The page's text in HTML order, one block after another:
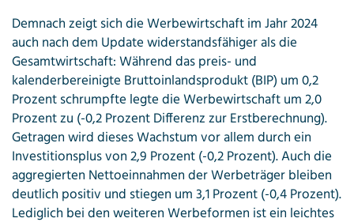
Demnach zeigt sich die Werbewirtschaft im Jahr 2024
auch nach dem Update widerstandsfähiger als die
Gesamtwirtschaft: Während das preis- und
kalenderbereinigte Bruttoinlandsprodukt (BIP) um 0,2
Prozent schrumpfte legte die Werbewirtschaft um 2,0
Prozent zu (-0,2 Prozent Differenz zur Erstberechnung).
Getragen wird dieses Wachstum vor allem durch ein
Investitionsplus von 2,9 Prozent (-0,2 Prozent). Auch die
aggregierten Nettoeinnahmen der Werbeträger bleiben
deutlich positiv und stiegen um 3,1 Prozent (-0,4 Prozent).
Lediglich bei den weiteren Werbeformen ist ein leichtes